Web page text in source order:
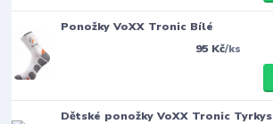
Ponožky VoXX Tronic Bílé
95 Kč/ks
Dětské ponožky VoXX Tronic Tyrkys